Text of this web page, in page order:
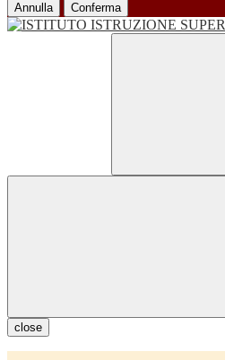
Annulla Conferma
close